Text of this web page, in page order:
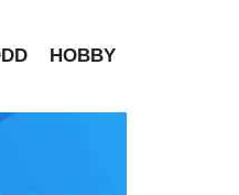
HOBBY